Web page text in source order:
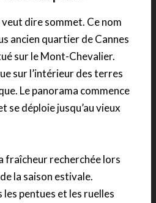
dire sommet. Ce nom
ancien quartier de Cannes
sur le Mont-Chevalier.
sur l’intérieur des terres
Le panorama commence
se déploie jusqu’au vieux
fraîcheur recherchée lors
la saison estivale.
pentues et les ruelles